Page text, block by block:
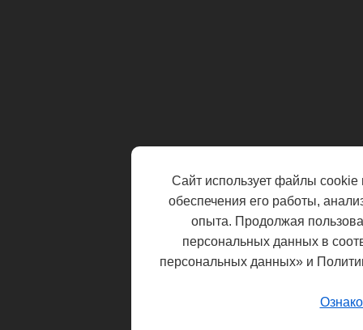
Сайт использует файлы cookie
обеспечения его работы,
опыта. Продолжая
персональных данных в
персональных данных» и